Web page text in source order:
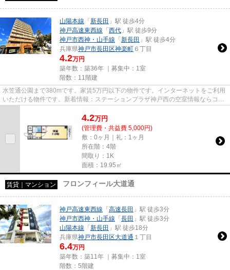
山陽本線 「 新長田 」駅 徒歩4分
神戸高速東西線 「 西代 」駅 徒歩9分
神戸市西神・山手線 「 新長田 」駅 徒歩4分
兵庫県神戸市長田区神楽町 ６丁目
4.2万円
築年数：築36年 ｜募集中： 1室
階数：11階建
水笠通公園まで380mです。家賃5万円以下の物件です。インターネットをご利用
いただける物件です。新着情報：ステーションプラザ神戸西の空室情報ならコチ
4.2万円
(管理費・共益費 5,000円)
敷：0ヶ月｜礼：1ヶ月
所在階：4階
間取り：1K
面積：19.95㎡
賃貸｜マンション フロンフィール大道通
神戸高速東西線 「 高速長田 」駅 徒歩3分
神戸市西神・山手線 「 長田 」駅 徒歩3分
山陽本線 「 新長田 」駅 徒歩18分
兵庫県神戸市長田区大道通 １丁目
6.4万円
築年数：築11年 ｜募集中： 1室
階数：5階建